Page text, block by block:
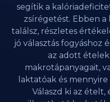
segítik a
zsírégetést. Ebben
találsz, részletes
jó választás fogyáshoz
az adott
makrotápanyagait,
laktatóak és
Válaszd ki az